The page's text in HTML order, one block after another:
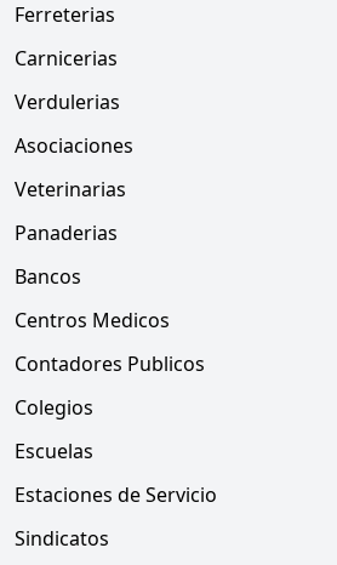
Ferreterias
Carnicerias
Verdulerias
Asociaciones
Veterinarias
Panaderias
Bancos
Centros Medicos
Contadores Publicos
Colegios
Escuelas
Estaciones de Servicio
Sindicatos